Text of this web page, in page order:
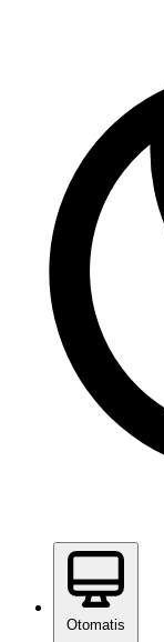
Otomatis